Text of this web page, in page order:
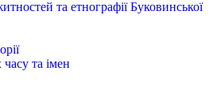
та етнографії Буковинської
та імен